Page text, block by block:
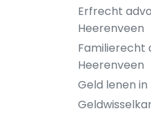
Erfrecht
Heerenveen
Familierecht
Heerenveen
Geld lenen